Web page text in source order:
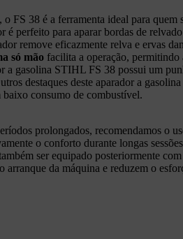
, o FS 38 é a ferramenta ideal para quem
é perfeito para aparar bordas de
remove eficazmente relva e ervas
só mão facilita a operação, permitindo
a gasolina STIHL FS 38 possui um
destaques deste aparador a
consumo de combustível.
prolongados, recomendamos o
o conforto durante longas
ser equipado posteriormente com
arranque da máquina e reduzem o